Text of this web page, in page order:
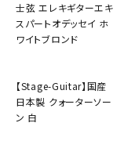
士弦 エレキギターエキ
スパートオデッセイ ホ
ワイトブロンド
【Stage-Guitar】国産
日本製 クォーターソー
ン 白